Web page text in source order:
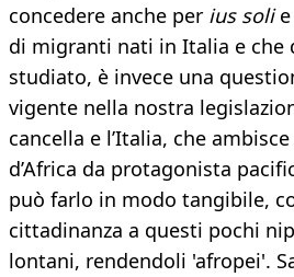
concedere anche per ius solie
di migranti nati in Italia e che
studiato, è invece una
vigente nella nostra
cancella e l’Italia, che
d’Africa da protagonista
può farlo in modo tangibile,
cittadinanza a questi pochi
lontani, rendendoli 'afropei'.